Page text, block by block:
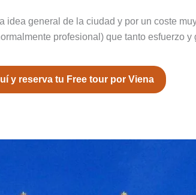
general de la ciudad y por un coste
profesional) que tanto esfuerzo
y reserva tu Free tour por Viena